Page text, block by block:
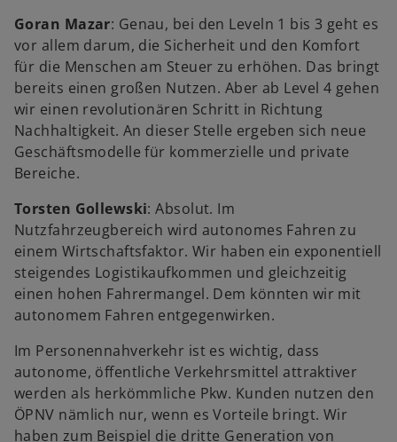
Goran Mazar: Genau, bei den Leveln 1 bis 3 geht es
vor allem darum, die Sicherheit und den Komfort
für die Menschen am Steuer zu erhöhen. Das bringt
bereits einen großen Nutzen. Aber ab Level 4 gehen
wir einen revolutionären Schritt in Richtung
Nachhaltigkeit. An dieser Stelle ergeben sich neue
Geschäftsmodelle für kommerzielle und private
Bereiche.
Torsten Gollewski: Absolut. Im
Nutzfahrzeugbereich wird autonomes Fahren zu
einem Wirtschaftsfaktor. Wir haben ein exponentiell
steigendes Logistikaufkommen und gleichzeitig
einen hohen Fahrermangel. Dem könnten wir mit
autonomem Fahren entgegenwirken.
Im Personennahverkehr ist es wichtig, dass
autonome, öffentliche Verkehrsmittel attraktiver
werden als herkömmliche Pkw. Kunden nutzen den
ÖPNV nämlich nur, wenn es Vorteile bringt. Wir
haben zum Beispiel die dritte Generation von